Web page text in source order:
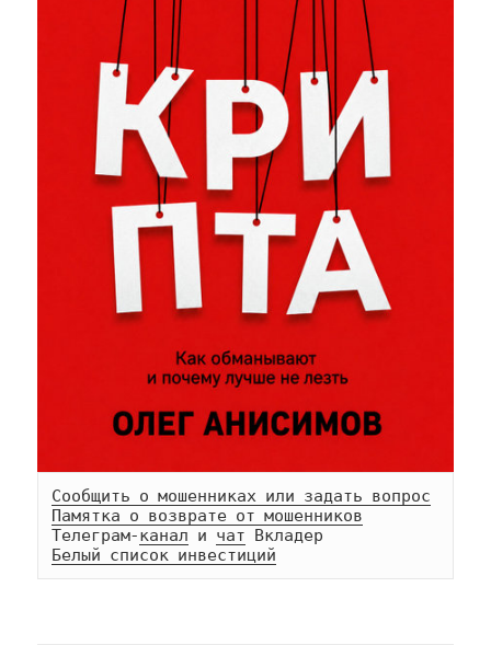
Сообщить о мошенниках или задать вопрос
Памятка о возврате от мошенников
Телеграм-канал и чат
Белый список инвестиций